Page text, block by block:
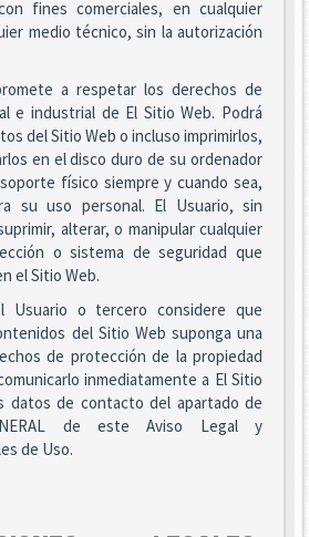
fines comerciales, en cualquier
medio técnico, sin la autorización
a respetar los derechos de
e industrial de El Sitio Web. Podrá
del Sitio Web o incluso imprimirlos,
en el disco duro de su ordenador
físico siempre y cuando sea,
su uso personal. El Usuario, sin
alterar, o manipular cualquier
o sistema de seguridad que
el Sitio Web.
Usuario o tercero considere que
del Sitio Web suponga una
de protección de la propiedad
inmediatamente a El Sitio
datos de contacto del apartado de
de este Aviso Legal y
de Uso.